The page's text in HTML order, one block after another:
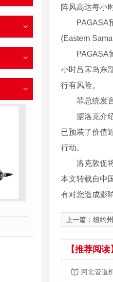
阵风高达每小
PAGASA预
(Eastern
PAGASA警
小时吕宋岛东
行有风险。
菲总统发言
据洛克介绍
已预装了价值
行动。
洛克敦促将
本文转载自中
有对您造成影
上一篇： 纽约州
【推荐阅读
河北管道